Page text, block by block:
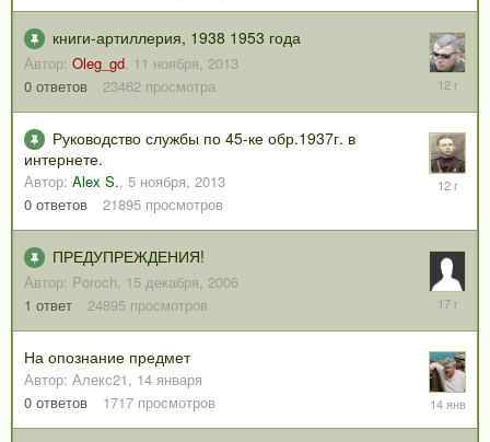
книги-артиллерия, 1938 1953 года
Автор: Oleg_gd, 11 ноября, 2013
0 ответов 23462 просмотра
11
2013
Руководство службы по 45-ке обр.1937г. в
интернете.
Автор: Alex S., 5 ноября, 2013
0 ответов 21895 просмотров
ПРЕДУПРЕЖДЕНИЯ!
Автор: Poroch, 15 декабря, 2006
1 ответ 24895 просмотров
31
2009
На опознание предмет
Автор: Алекс21, 14 января
0 ответов 1717 просмотров
14